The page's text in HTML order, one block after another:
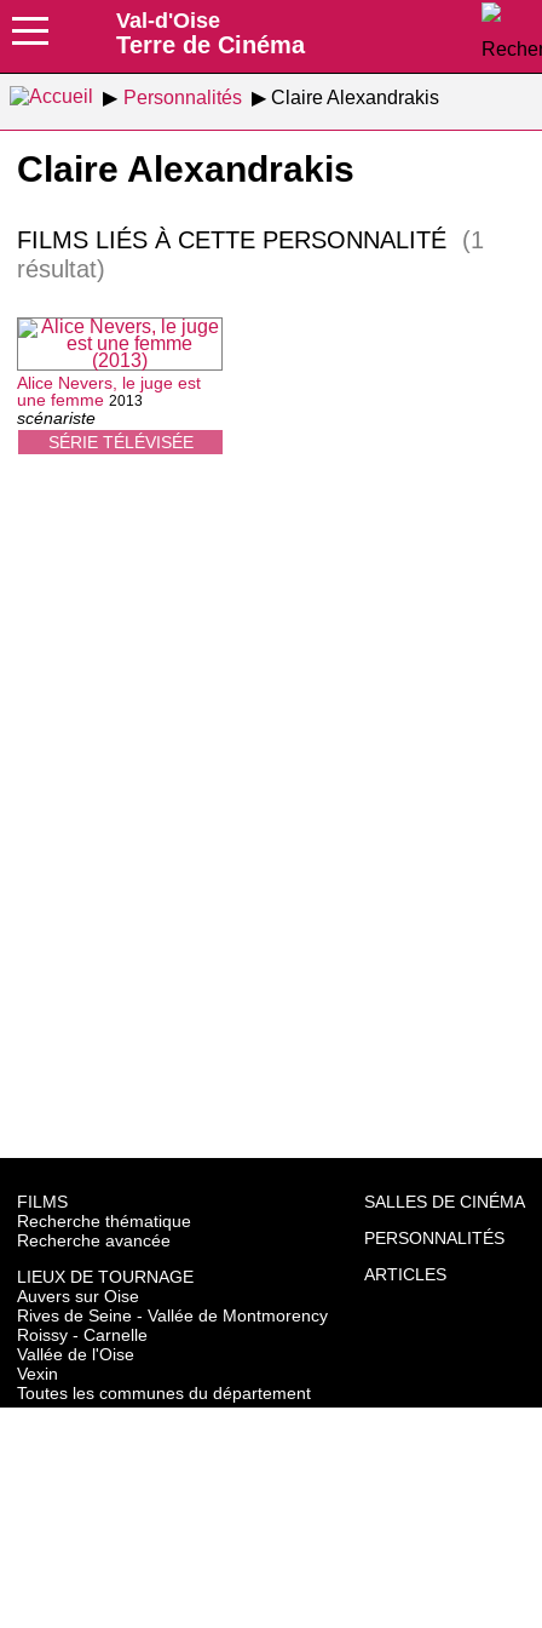
Val-d'Oise
Terre de Cinéma
Personnalités Claire Alexandrakis
Claire Alexandrakis
FILMS LIÉS À CETTE PERSONNALITÉ
(1
résultat)
SÉRIE TÉLÉVISÉE
Alice Nevers, le juge est
une femme 2013
scénariste
FILMS
Recherche thématique
Recherche avancée
LIEUX DE TOURNAGE
Auvers sur Oise
Rives de Seine - Vallée de Montmorency
Roissy - Carnelle
Vallée de l'Oise
Vexin
Toutes les communes du département
SALLES DE CINÉMA
PERSONNALITÉS
ARTICLES